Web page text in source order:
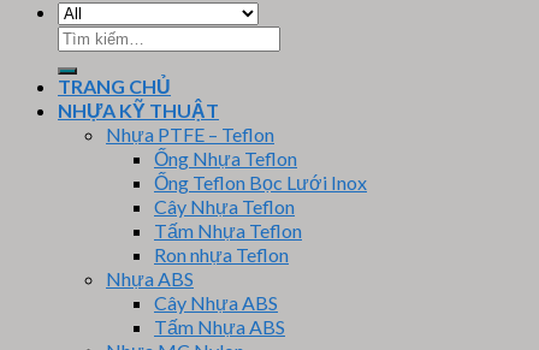
Tìm
kiếm:
TRANG CHỦ
NHỰA KỸ THUẬT
Nhựa PTFE – Teflon
Ống Nhựa Teflon
Ống Teflon Bọc Lưới Inox
Cây Nhựa Teflon
Tấm Nhựa Teflon
Ron nhựa Teflon
Nhựa ABS
Cây Nhựa ABS
Tấm Nhựa ABS